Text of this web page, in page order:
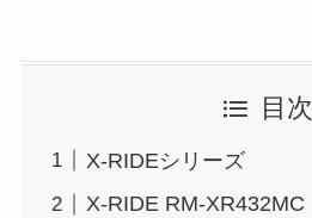
目次
X-RIDEシリーズ
X-RIDE RM-XR432MC